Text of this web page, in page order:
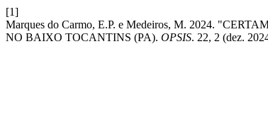
[1]
Marques do Carmo, E.P. e Medeiros, M. 2024.
NO BAIXO TOCANTINS (PA). OPSIS. 22, 2 (dez.